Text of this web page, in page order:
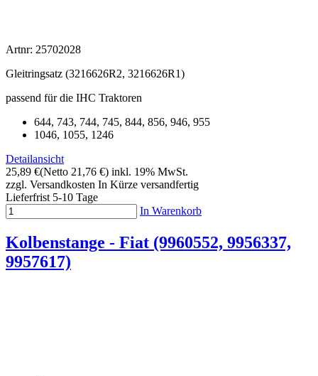
Artnr: 25702028
Gleitringsatz (3216626R2, 3216626R1)
passend für die IHC Traktoren
644, 743, 744, 745, 844, 856, 946, 955
1046, 1055, 1246
Detailansicht
25,89 €(Netto 21,76 €) inkl. 19% MwSt.
zzgl. Versandkosten In Kürze versandfertig
Lieferfrist 5-10 Tage
In Warenkorb
Kolbenstange - Fiat (9960552, 9956337,
9957617)